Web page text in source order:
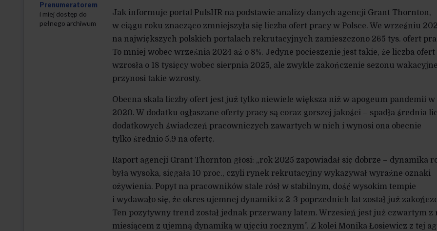
Jak informuje portal PulsHR na podstawie analizy danych agencji Grant Thornton,
w ciągu roku znacząco zmniejszyła się liczba ofert pracy w Polsce. We wrześniu
na największych polskich portalach rekrutacyjnych zamieszczono 265 tys. ofert
To mniej wobec września 2024 aż o 8%. Jedyne pocieszenie jest takie, że liczba ofert
wzrosła o 18 tysięcy wobec sierpnia 2025, ale zwykle zakończenie sezonu
przynosi takie wzrosty.
Obecna skala liczby ofert jest już tylko niewiele większa niż w apogeum pandemii
2020. W dodatku ogłaszane oferty pracy są coraz gorszej jakości – spadła średnia
dodatkowych świadczeń pracowniczych zawartych w nich i wynosi ona obecnie
tylko średnio 5,9 na ofertę.
Raport agencji Grant Thornton głosi: „rok 2025 zapowiadał się dobrze – dynamika
była wysoka, sięgała 10 proc., czyli rynek rekrutacyjny wykazywał wyraźne oznaki
ożywienia. Popyt na pracowników stale rósł w stabilnym, dość wysokim tempie
i wydawało się, że okres ujemnej dynamiki z 2-3 poprzednich lat został już
Ten pozytywny trend został jednak przerwany latem. Wrzesień jest już czwartym z
miesiącem z ujemną dynamiką w ujęciu rocznym”. Z kolei Monika Łosiewicz z tej
Prenumeratorem
i miej dostęp do
pełnego archiwum